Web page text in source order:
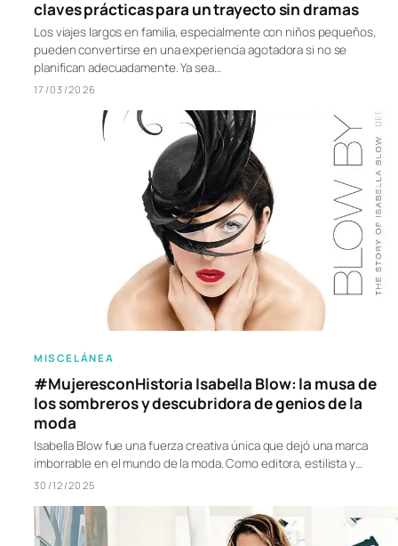
claves prácticas para un trayecto sin dramas
Los viajes largos en familia, especialmente con niños pequeños,
pueden convertirse en una experiencia agotadora si no se
planifican adecuadamente. Ya sea…
17/03/2026
MISCELÁNEA
#MujeresconHistoria Isabella Blow: la musa de
los sombreros y descubridora de genios de la
moda
Isabella Blow fue una fuerza creativa única que dejó una marca
imborrable en el mundo de la moda. Como editora, estilista y…
30/12/2025